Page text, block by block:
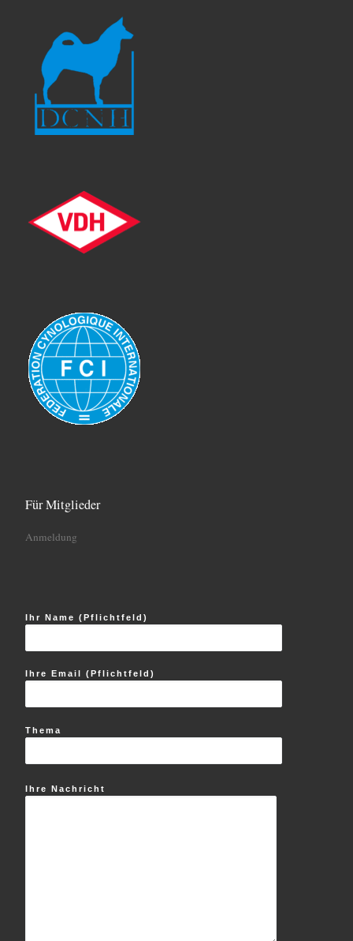
Für Mitglieder
Anmeldung
Ihr Name (Pflichtfeld)
Ihre Email (Pflichtfeld)
Thema
Ihre Nachricht